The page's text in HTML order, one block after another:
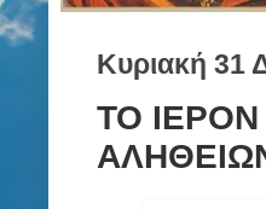
Κυριακή 31
ΤΟ